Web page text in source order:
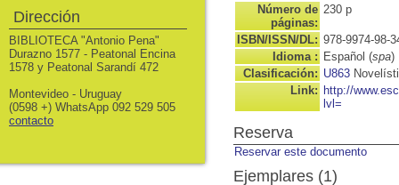
Número de
páginas:
230 p
ISBN/ISSN/DL: 978-9974-98-
Idioma : Español (spa)
Clasificación: U863
Link: http://
lvl=
Reserva
Reservar este documento
Ejemplares (1)
Dirección
BIBLIOTECA "Antonio Pena"
Durazno 1577 - Peatonal Encina
1578 y Peatonal Sarandí 472
Montevideo - Uruguay
(0598 +) WhatsApp 092 529 505
contacto